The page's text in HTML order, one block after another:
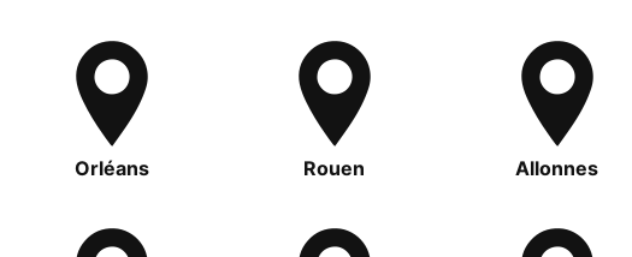
Orléans Rouen Allonnes